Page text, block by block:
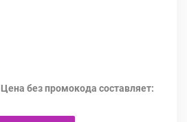
Цена без промокода составляет: